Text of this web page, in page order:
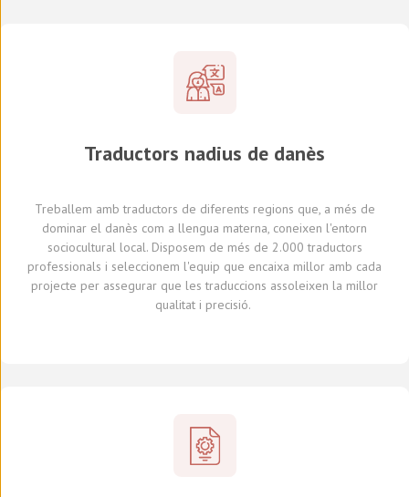
Traductors nadius de danès
Treballem amb traductors de diferents regions que, a més de
dominar el danès com a llengua materna, coneixen l'entorn
sociocultural local.Disposem de més de 2.000 traductors
professionals i seleccionem l'equip que encaixa millor amb cada
projecte per assegurar que les traduccions assoleixen la millor
qualitat i precisió.